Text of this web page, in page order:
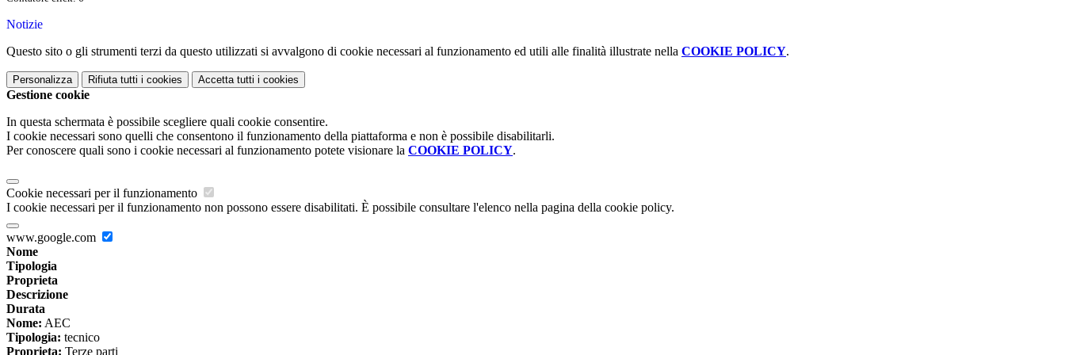
Notizie
Questo sito o gli strumenti terzi da questo utilizzati si avvalgono di cookie necessari al funzionamento ed utili alle finalità illustrate nella COOKIE POLICY.
Personalizza Rifiuta tutti i cookies Accetta tutti i cookies
Gestione cookie
In questa schermata è possibile scegliere quali cookie consentire.
I cookie necessari sono quelli che consentono il funzionamento della piattaforma e non è possibile disabilitarli.
Per conoscere quali sono i cookie necessari al funzionamento potete visionare la COOKIE POLICY.
Cookie necessari per il funzionamento
I cookie necessari per il funzionamento non possono essere disabilitati. È possibile consultare l'elenco nella pagina della cookie policy.
www.google.com
Nome
Tipologia
Proprieta
Descrizione
Durata
Nome: AEC
Tipologia: tecnico
Proprieta: Terze parti